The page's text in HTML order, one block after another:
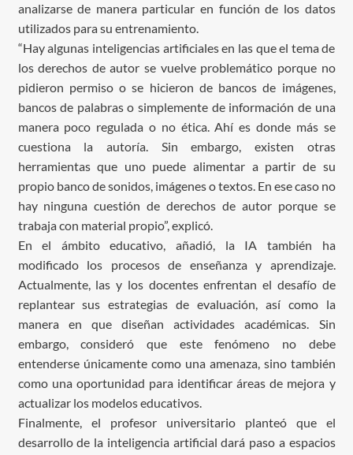
analizarse de manera particular en función de los datos
utilizados para su entrenamiento.
“Hay algunas inteligencias artificiales en las que el tema de
los derechos de autor se vuelve problemático porque no
pidieron permiso o se hicieron de bancos de imágenes,
bancos de palabras o simplemente de información de una
manera poco regulada o no ética. Ahí es donde más se
cuestiona la autoría. Sin embargo, existen otras
herramientas que uno puede alimentar a partir de su
propio banco de sonidos, imágenes o textos. En ese caso no
hay ninguna cuestión de derechos de autor porque se
trabaja con material propio”, explicó.
En el ámbito educativo, añadió, la IA también ha
modificado los procesos de enseñanza y aprendizaje.
Actualmente, las y los docentes enfrentan el desafío de
replantear sus estrategias de evaluación, así como la
manera en que diseñan actividades académicas. Sin
embargo, consideró que este fenómeno no debe
entenderse únicamente como una amenaza, sino también
como una oportunidad para identificar áreas de mejora y
actualizar los modelos educativos.
Finalmente, el profesor universitario planteó que el
desarrollo de la inteligencia artificial dará paso a espacios